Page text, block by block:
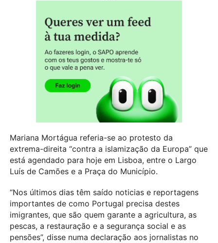
Mariana Mortágua referia-se ao protesto da
extrema-direita “contra a islamização da Europa” que
está agendado para hoje em Lisboa, entre o Largo
Luís de Camões e a Praça do Município.
“Nos últimos dias têm saído noticias e reportagens
importantes de como Portugal precisa destes
imigrantes, que são quem garante a agricultura, as
pescas, a restauração e a segurança social e as
pensões”, disse numa declaração aos jornalistas no